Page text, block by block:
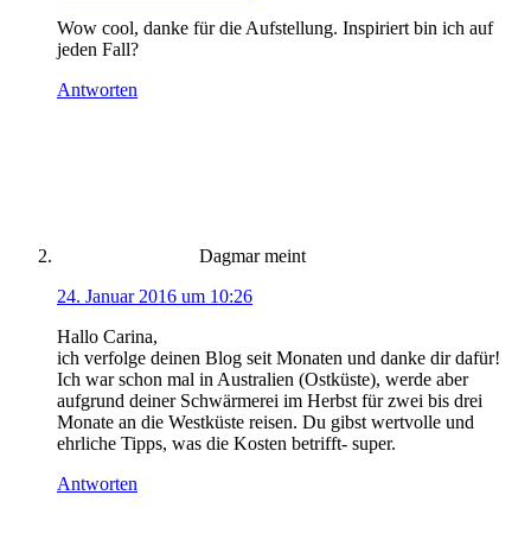
Wow cool, danke für die Aufstellung. Inspiriert bin ich auf
jeden Fall?
Antworten
Dagmar meint
24. Januar 2016 um 10:26
Hallo Carina,
ich verfolge deinen Blog seit Monaten und danke dir dafür!
Ich war schon mal in Australien (Ostküste), werde aber
aufgrund deiner Schwärmerei im Herbst für zwei bis drei
Monate an die Westküste reisen. Du gibst wertvolle und
ehrliche Tipps, was die Kosten betrifft- super.
Antworten